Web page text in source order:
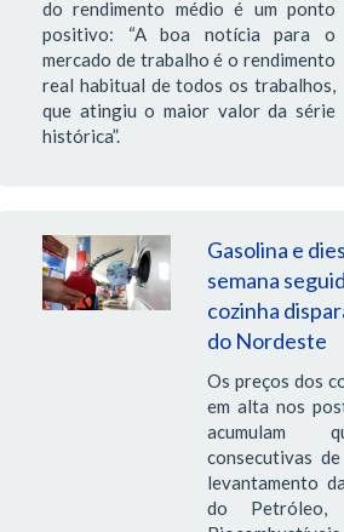
do rendimento médio é um ponto
positivo: “A boa notícia para o
mercado de trabalho é o rendimento
real habitual de todos os trabalhos,
que atingiu o maior valor da série
histórica”.
Gasolina e
semana
cozinha
do Nordeste
Os preços dos
em alta nos
acumulam
consecutivas
levantamento
do